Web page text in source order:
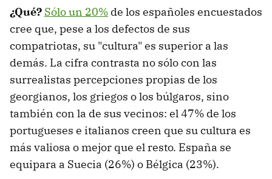
¿Qué? Sólo un 20% de los españoles encuestados
cree que, pese a los defectos de sus
compatriotas, su "cultura" es superior a las
demás. La cifra contrasta no sólo con las
surrealistas percepciones propias de los
georgianos, los griegos o los búlgaros, sino
también con la de sus vecinos: el 47% de los
portugueses e italianos creen que su cultura es
más valiosa o mejor que el resto. España se
equipara a Suecia (26%) o Bélgica (23%).